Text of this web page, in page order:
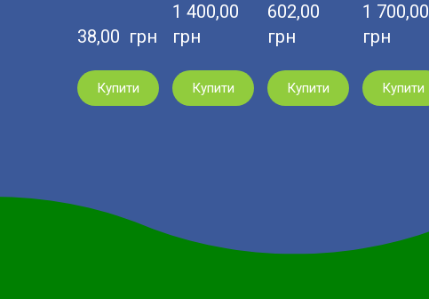
38,00  грн
Купити
1 400,00
грн
Купити
602,00
грн
Купити
1 700,00
грн
Купити